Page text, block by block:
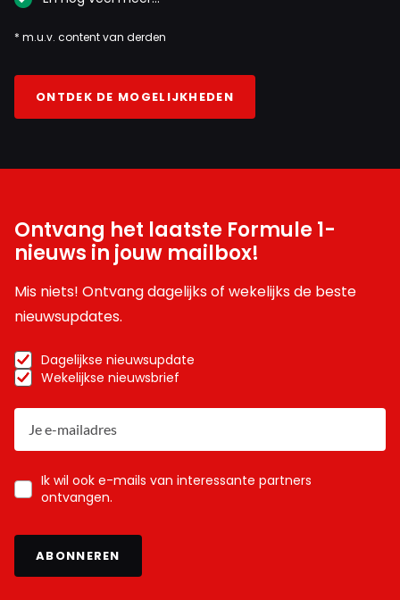
* m.u.v. content van derden
ONTDEK DE MOGELIJKHEDEN
Ontvang het laatste Formule 1-
nieuws in jouw mailbox!
Mis niets! Ontvang dagelijks of wekelijks de beste
nieuwsupdates.
Dagelijkse nieuwsupdate
Wekelijkse nieuwsbrief
Ik wil ook e-mails van interessante partners
ontvangen.
ABONNEREN